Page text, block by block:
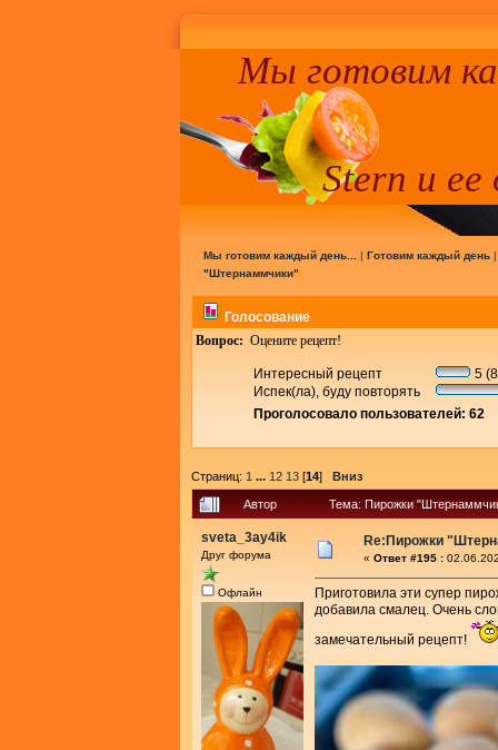
Мы готовим
Stern и ее
Мы готовим каждый день... | Готовим каждый день
"Штернаммчики"
Голосование
Вопрос: Оцените рецепт!
Интересный рецепт
5
Испек(ла), буду повторять
Проголосовало пользователей: 62
Страниц: 1 ... 12 13 [14] Вниз
Автор Тема: Пирожки
sveta_3ay4ik
Друг форума
Офлайн
Re:Пирожки
« Ответ #195 :
Приготовила эти супер
добавила смалец. Очень
замечательный рецепт!